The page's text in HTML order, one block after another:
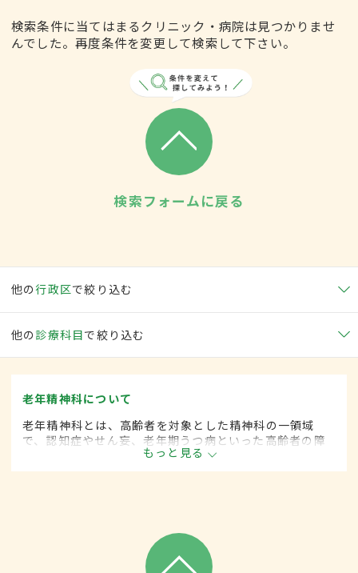
検索条件に当てはまるクリニック・病院は見つかりませ
んでした。再度条件を変更して検索して下さい。
検索フォームに戻る
他の行政区で絞り込む
他の 診療科目で絞り込む
老年精神科について
老年精神科とは、高齢者を対象とした精神科の一領域
で、認知症やせん妄、老年期うつ病といった高齢者の障
害の診断・治療を行います。
もっと見る